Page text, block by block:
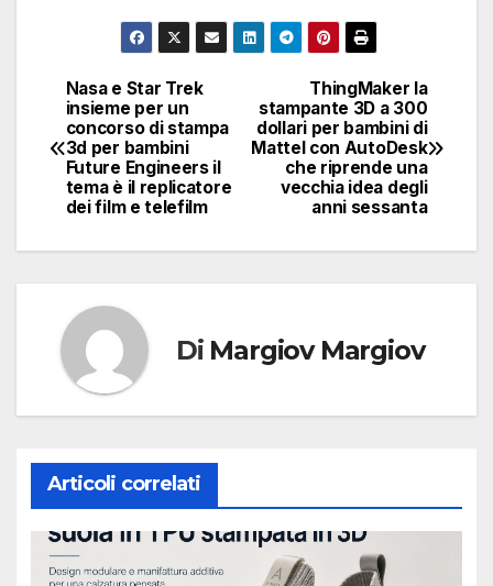
Navigazione
articoli
ThingMaker la
stampante 3D a 300
dollari per bambini di
Mattel con AutoDesk
che riprende una
vecchia idea degli
anni sessanta
Nasa e Star Trek
insieme per un
concorso di stampa
3d per bambini
Future Engineers il
tema è il replicatore
dei film e telefilm
Di Margiov Margiov
Articoli correlati